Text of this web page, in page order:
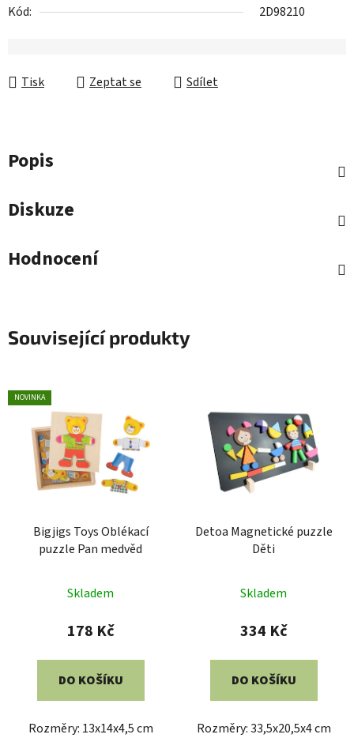
Kód:
2D98210
Tisk Zeptat se Sdílet
Popis
Diskuze
Hodnocení
Související produkty
NOVINKA
Bigjigs Toys Oblékací
puzzle Pan medvěd
Skladem
178 Kč
DO KOŠÍKU
Rozměry: 13x14x4,5 cm
Detoa Magnetické puzzle
Děti
Skladem
334 Kč
DO KOŠÍKU
Rozměry: 33,5x20,5x4 cm